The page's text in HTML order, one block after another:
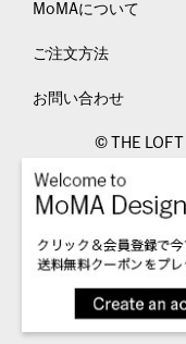
MoMAについて
ご注文方法
お問い合わせ
© THE LOFT
特定商取引法表示
カスタマー